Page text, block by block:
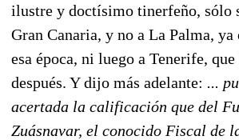
ilustre y doctísimo tinerfeño, sólo
Gran Canaria, y no a La Palma, ya
esa época, ni luego a Tenerife,
después. Y dijo más adelante: ...
acertada la calificación que del
Zuásnavar, el conocido Fiscal de